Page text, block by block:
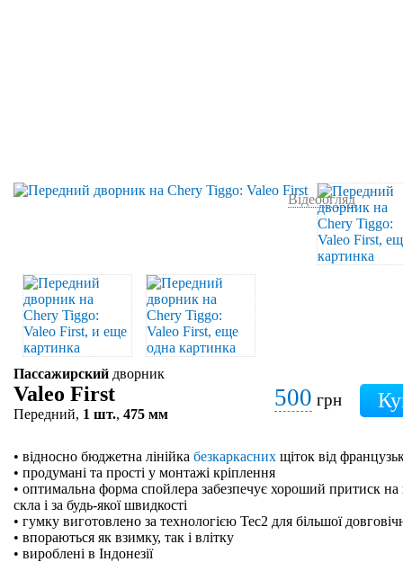
Відеоогляд
Пассажирский дворник
Valeo First
Передний, 1 шт., 475 мм
500 грн
• відносно бюджетна лінійка безкаркасних щіток від
• продумані та прості у монтажі кріплення
• оптимальна форма спойлера забезпечує хороший притиск на
скла і за будь-якої швидкості
• гумку виготовлено за технологією Tec2 для більшої
• впораються як взимку, так і влітку
• вироблені в Індонезії